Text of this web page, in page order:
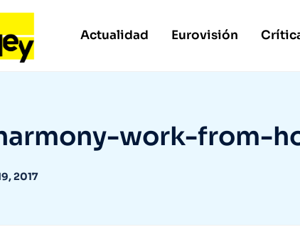
Actualidad Eurovisión
work-from-
2017